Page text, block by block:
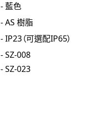
- 藍色
- AS 樹脂
- IP23（可選配IP65）
- SZ-008
- SZ-023